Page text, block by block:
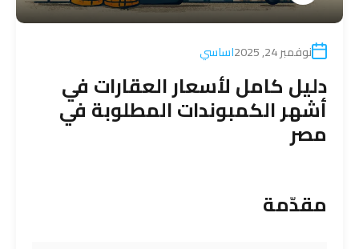
نوفمبر 24, 2025 اساسي
دليل كامل لأسعار العقارات في
أشهر الكمبوندات المطلوبة في
مصر
مقدّمة